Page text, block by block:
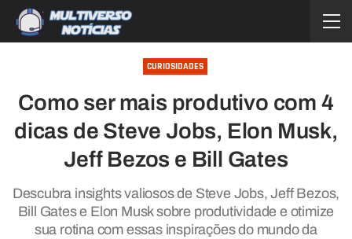
CURIOSIDADES
Como ser mais produtivo com 4
dicas de Steve Jobs, Elon Musk,
Jeff Bezos e Bill Gates
Descubra insights valiosos de Steve Jobs, Jeff Bezos,
Bill Gates e Elon Musk sobre produtividade e otimize
sua rotina com essas inspirações do mundo da